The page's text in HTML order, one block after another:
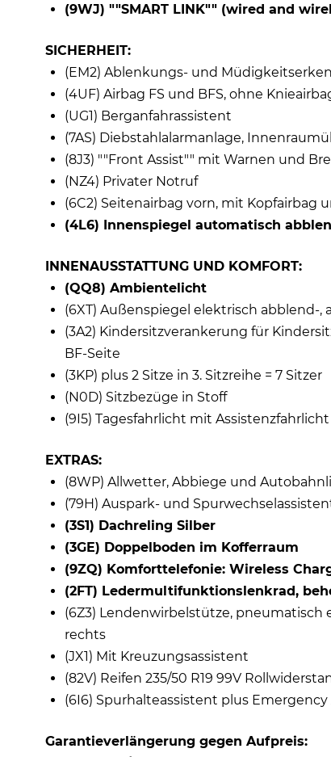
(9WJ) ""SMART LINK"" (wired and
SICHERHEIT:
(EM2) Ablenkungs- und
(4UF) Airbag FS und BFS, ohne
(UG1) Berganfahrassistent
(7AS) Diebstahlalarmanlage,
(8J3) ""Front Assist"" mit Warnen und
(NZ4) Privater Notruf
(6C2) Seitenairbag vorn, mit Kopfairbag
(4L6) Innenspiegel automatisch
INNENAUSSTATTUNG UND KOMFORT:
(QQ8) Ambientelicht
(6XT) Außenspiegel elektrisch abblend-
(3A2) Kindersitzverankerung für
BF-Seite
(3KP) plus 2 Sitze in 3. Sitzreihe = 7 Sitzer
(N0D) Sitzbezüge in Stoff
(9I5) Tagesfahrlicht mit
EXTRAS:
(8WP) Allwetter, Abbiege und
(79H) Auspark- und
(3S1) Dachreling Silber
(3GE) Doppelboden im Kofferraum
(9ZQ) Komforttelefonie: Wireless
(2FT) Ledermultifunktionslenkrad,
(6Z3) Lendenwirbelstütze, pneumatisch
rechts
(JX1) Mit Kreuzungsassistent
(82V) Reifen 235/50 R19 99V
(6I6) Spurhalteassistent plus
Garantieverlängerung gegen Aufpreis: